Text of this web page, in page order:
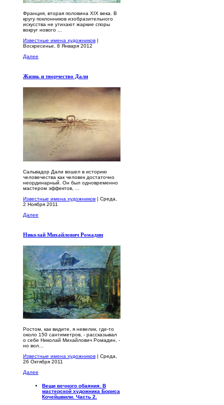
Франция, вторая половина XIX века. В
кругу поклонников изобразительного
искусства не утихают жаркие споры
вокруг нового ...
Известные имена художников |
Воскресенье, 8 Января 2012
Далее
Жизнь и творчество Дали
Сальвадор Дали вошел в историю
человечества как человек достаточно
неординарный. Он был одновременно
мастером эффектов, ...
Известные имена художников | Среда,
2 Ноября 2011
Далее
Николай Михайлович Ромадин
Ростом, как видите, я невелик, где-то
около 150 сантимет­ров, - рассказывал
о себе Николай Михайлович Ромадин, -
но вол...
Известные имена художников | Среда,
26 Октября 2011
Далее
Вещи вечного обаяния. В
мастерской художника Бориса
Кочейшвили. Часть 2.